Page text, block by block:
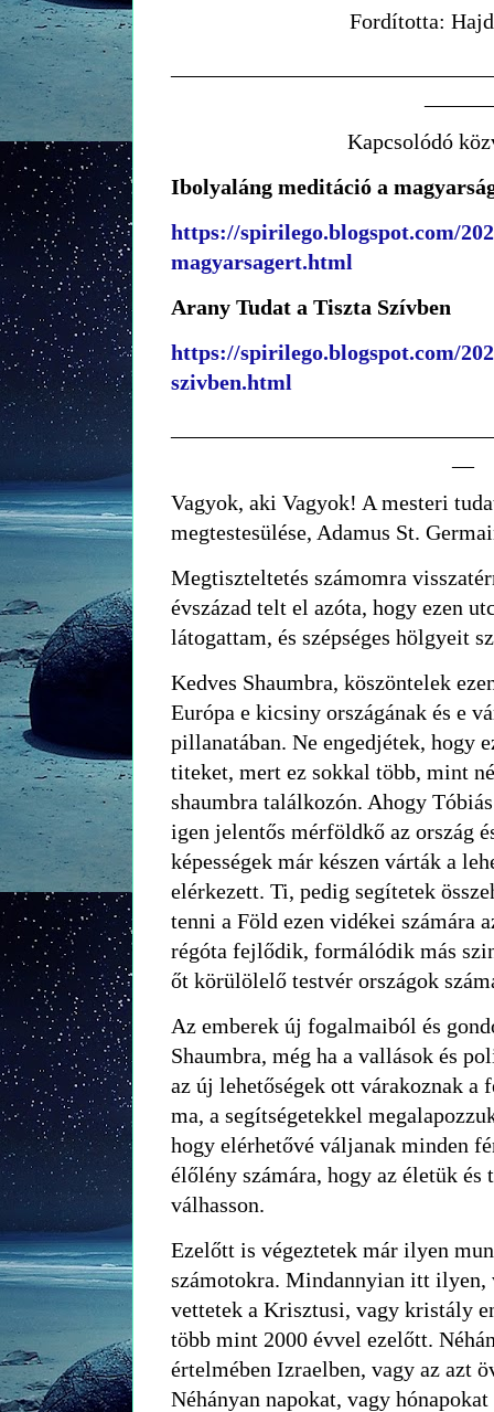
Fordította:
Kapcsolódó
Ibolyaláng meditáció a
https://spirilego.blogspot.com/
magyarsagert.html
Arany Tudat a Tiszta Szívben
https://spirilego.blogspot.com/
szivben.html
Vagyok, aki Vagyok! A mesteri
megtestesülése, Adamus St.
Megtiszteltetés számomra
évszázad telt el azóta, hogy ezen
látogattam, és szépséges hölgyeit
Kedves Shaumbra, köszöntelek
Európa e kicsiny országának és e
pillanatában. Ne engedjétek, hogy
titeket, mert ez sokkal több, mint
shaumbra találkozón. Ahogy
igen jelentős mérföldkő az ország
képességek már készen várták a
elérkezett. Ti, pedig segítetek
tenni a Föld ezen vidékei számára
régóta fejlődik, formálódik más
őt körülölelő testvér országok
Az emberek új fogalmaiból és
Shaumbra, még ha a vallások és
az új lehetőségek ott várakoznak a
ma, a segítségetekkel
hogy elérhetővé váljanak minden
élőlény számára, hogy az életük és
válhasson.
Ezelőtt is végeztetek már ilyen
számotokra. Mindannyian itt ilyen,
vettetek a Krisztusi, vagy kristály
több mint 2000 évvel ezelőtt.
értelmében Izraelben, vagy az azt
Néhányan napokat, vagy